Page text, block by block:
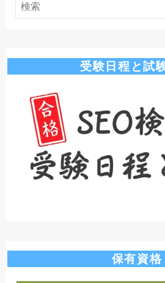
受験日程と試
保有資格